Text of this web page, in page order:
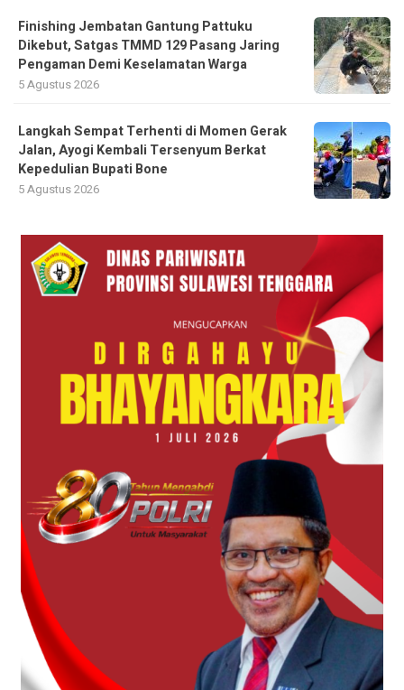
Finishing Jembatan Gantung Pattuku
Dikebut, Satgas TMMD 129 Pasang Jaring
Pengaman Demi Keselamatan Warga
5 Agustus 2026
Langkah Sempat Terhenti di Momen Gerak
Jalan, Ayogi Kembali Tersenyum Berkat
Kepedulian Bupati Bone
5 Agustus 2026